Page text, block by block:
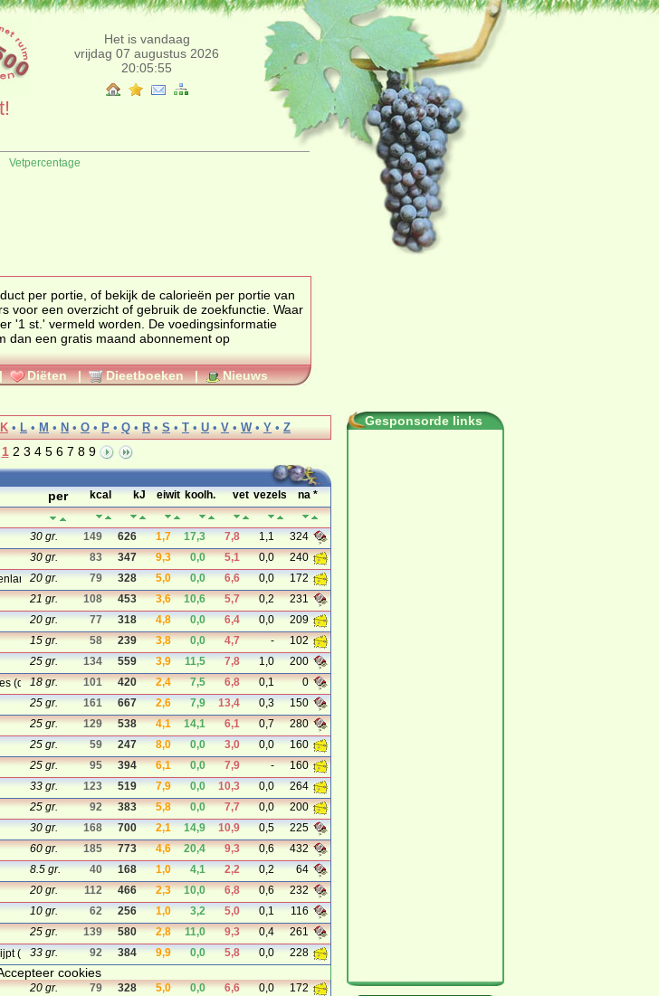
Het is vandaag
vrijdag 07 augustus 2026
20:05:55
Vetpercentage
per portie, of bekijk de calorieën per portie van
voor een overzicht of gebruik de zoekfunctie. Waar
'1 st.' vermeld worden. De voedingsinformatie
dan een gratis maand abonnement op
Diëten | Dieetboeken |
Nieuws
K• L • M • N • O • P • Q • R• S • T • U • V • W • Y • Z
1 2 3 4 5 6 7 8 9
per kcal kJ eiwit koolh. vet vezels na *
30 gr. 149 626 1,7 17,3 7,8 1,1
324
30 gr. 83 347 9,3 0,0 5,1 0,0
240
20 gr. 79 328 5,0 0,0 6,6 0,0
172
21 gr. 108 453 3,6 10,6 5,7 0,2
231
20 gr. 77 318 4,8 0,0 6,4 0,0
209
15 gr. 58 239 3,8 0,0 4,7 -
102
25 gr. 134 559 3,9 11,5 7,8 1,0
200
(de Luxe)
18 gr. 101 420 2,4 7,5 6,8 0,1
0
25 gr. 161 667 2,6 7,9 13,4 0,3
150
25 gr. 129 538 4,1 14,1 6,1 0,7
280
25 gr. 59 247 8,0 0,0 3,0 0,0
160
25 gr. 95 394 6,1 0,0 7,9 -
160
33 gr. 123 519 7,9 0,0 10,3 0,0
264
25 gr. 92 383 5,8 0,0 7,7 0,0
200
30 gr. 168 700 2,1 14,9 10,9 0,5
225
60 gr. 185 773 4,6 20,4 9,3 0,6
432
8.5 gr. 40 168 1,0 4,1 2,2 0,2
64
20 gr. 112 466 2,3 10,0 6,8 0,6
232
10 gr. 62 256 1,0 3,2 5,0 0,1
116
25 gr. 139 580 2,8 11,0 9,3 0,4
261
(Den hollander Food)
33 gr. 92 384 9,9 0,0 5,8 0,0 228
cookies
20 gr. 79 328 5,0 0,0 6,6 0,0
172
Gesponsorde links